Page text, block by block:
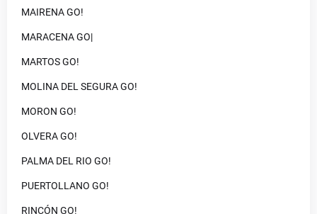
MAIRENA GO!
MARACENA GO|
MARTOS GO!
MOLINA DEL SEGURA GO!
MORON GO!
OLVERA GO!
PALMA DEL RIO GO!
PUERTOLLANO GO!
RINCÓN GO!